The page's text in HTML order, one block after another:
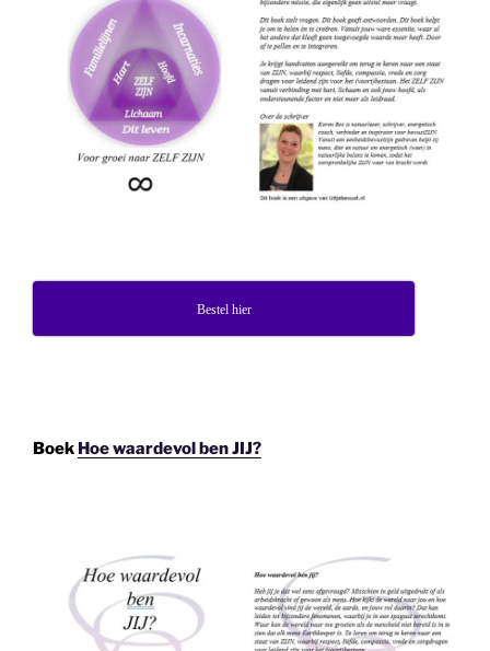
Bestel hier
Boek Hoe waardevol ben JIJ?